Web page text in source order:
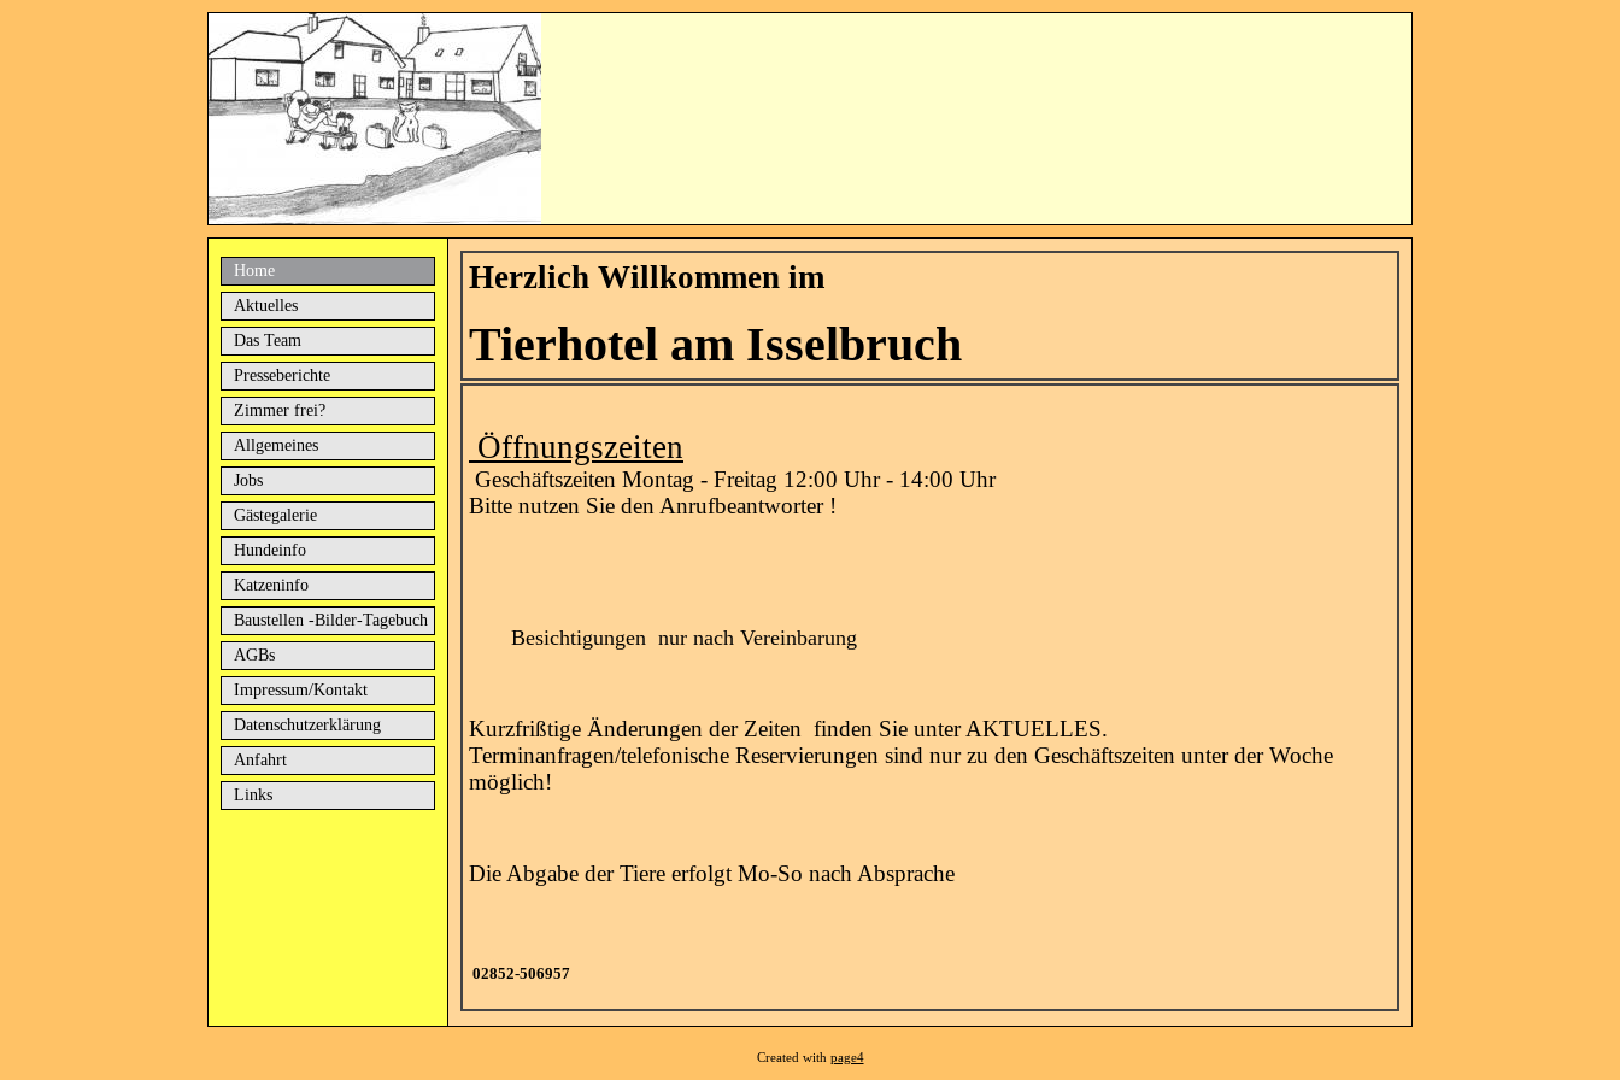
Home
Aktuelles
Das Team
Presseberichte
Zimmer frei?
Allgemeines
Jobs
Gästegalerie
Hundeinfo
Katzeninfo
Baustellen -Bilder-Tagebuch
AGBs
Impressum/Kontakt
Datenschutzerklärung
Anfahrt
Links
Herzlich Willkommen im
Tierhotel am Isselbruch
Öffnungszeiten
Geschäftszeiten Montag - Freitag 12:00 Uhr - 14:00 Uhr
Bitte nutzen Sie den Anrufbeantworter !
Besichtigungen nur nach Vereinbarung
Kurzfrißtige Änderungen der Zeiten finden Sie unter AKTUELLES.
Terminanfragen/telefonische Reservierungen sind nur zu den Geschäftszeiten unter der Woche
möglich!
Die Abgabe der Tiere erfolgt Mo-So nach Absprache
02852-506957
Created with page4